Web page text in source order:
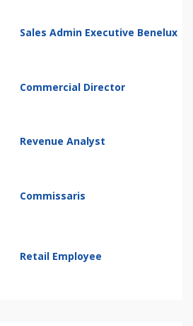
Sales Admin Executive Benelux
Commercial Director
Revenue Analyst
Commissaris
Retail Employee